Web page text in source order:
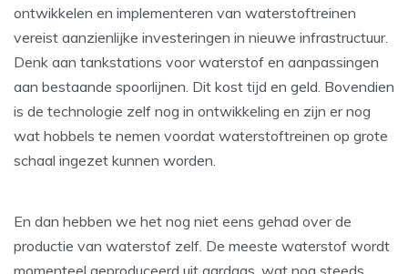
ontwikkelen en implementeren van waterstoftreinen
vereist aanzienlijke investeringen in nieuwe infrastructuur.
Denk aan tankstations voor waterstof en aanpassingen
aan bestaande spoorlijnen. Dit kost tijd en geld. Bovendien
is de technologie zelf nog in ontwikkeling en zijn er nog
wat hobbels te nemen voordat waterstoftreinen op grote
schaal ingezet kunnen worden.
En dan hebben we het nog niet eens gehad over de
productie van waterstof zelf. De meeste waterstof wordt
momenteel geproduceerd uit aardgas, wat nog steeds